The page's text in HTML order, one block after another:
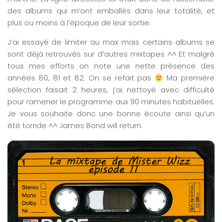
des albums qui m’ont emballés dans leur totalité, et
plus ou moins à l’époque de leur sortie.
J’ai essayé de limiter au max mais certains albums se
sont déjà retrouvés sur d’autres mixtapes ^^ Et malgré
tous mes efforts on note une nette présence des
années 80, 81 et 82. On se refait pas
Ma première
sélection faisait 2 heures, j’ai nettoyé avec difficulté
pour ramener le programme aux 90 minutes habituelles.
Je vous souhaite donc une bonne écoute ainsi qu’un
été torride ^^ James Bond will return.